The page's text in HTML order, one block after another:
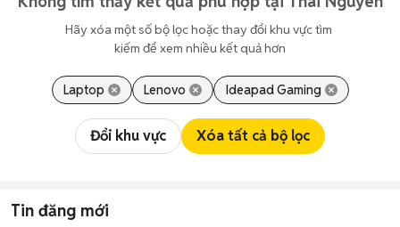
Hãy xóa một số bộ lọc hoặc thay đổi khu vực tìm
kiếm để xem nhiều kết quả hơn
Laptop Lenovo Ideapad Gaming
Đổi khu vực Xóa tất cả bộ lọc
Tin đăng mới